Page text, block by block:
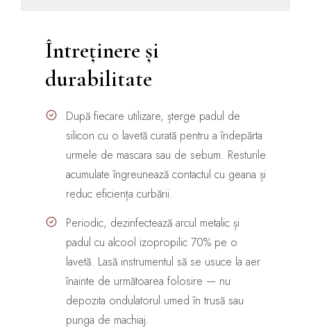
Întreținere și
durabilitate
După fiecare utilizare, șterge padul de
silicon cu o lavetă curată pentru a îndepărta
urmele de mascara sau de sebum. Resturile
acumulate îngreunează contactul cu geana și
reduc eficiența curbării.
Periodic, dezinfectează arcul metalic și
padul cu alcool izopropilic 70% pe o
lavetă. Lasă instrumentul să se usuce la aer
înainte de următoarea folosire — nu
depozita ondulatorul umed în trusă sau
punga de machiaj.